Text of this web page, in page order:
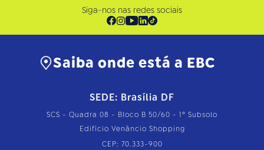
Siga-nos nas redes sociais
Saiba onde está a EBC
SEDE: Brasília DF
SCS - Quadra 08 - Bloco B 50/60 - 1º Subsolo
Edifício Venâncio Shopping
CEP: 70.333-900